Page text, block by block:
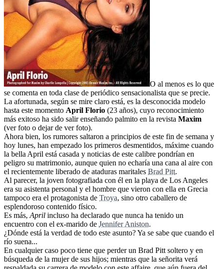
O al menos es lo que
se comenta en toda clase de periódico sensacionalista que se precie.
La afortunada, según se mire claro está, es la desconocida modelo
hasta este momento April Florio (23 años), cuyo reconocimiento
más exitoso ha sido salir enseñando palmito en la revista Maxim
(ver foto o dejar de ver foto).
Ahora bien, los rumores saltaron a principios de este fin de semana y
hoy lunes, han empezado los primeros desmentidos, máxime cuando
la bella April está casada y noticias de este calibre pondrían en
peligro su matrimonio, aunque quien no echaría una cana al aire con
el recientemente liberado de ataduras maritales Brad Pitt.
Al parecer, la joven fotografiada con él en la playa de Los Angeles
era su asistenta personal y el hombre que vieron con ella en Grecia
tampoco era el protagonista de Troya, sino otro caballero de
esplendoroso contenido físico.
Es más, April incluso ha declarado que nunca ha tenido un
encuentro con el ex-marido de Jennifer Aniston.
¿Dónde está la verdad de todo este asunto? Ya se sabe que cuando el
río suena...
En cualquier caso poco tiene que perder un Brad Pitt soltero y en
búsqueda de la mujer de sus hijos; mientras que la señorita verá